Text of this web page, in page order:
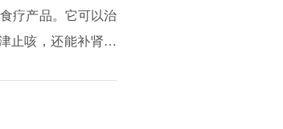
疗产品。它可以治
止咳，还能补肾益